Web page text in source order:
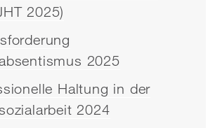
2025)
2025
Haltung in der
2024